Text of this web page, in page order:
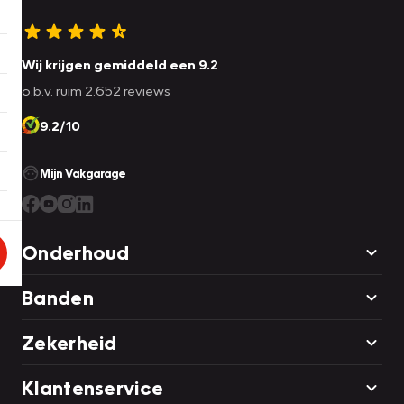
Wij krijgen gemiddeld een 9.2
o.b.v. ruim 2.652 reviews
9.2/10
Mijn Vakgarage
Onderhoud
Banden
Zekerheid
Klantenservice